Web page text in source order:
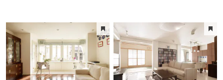
これから住まいをご検討の方
多彩な動画やこだわりが詰まった建築実例、注目の最新情報など、住
まいづくりを楽しく学べるデジタルラウンジです。
ホームラウンジ リフォーム
のまちづくりを実現していきます。
ミサワゼネラルソリューション
ームを結ぶコミュニケーションサイト。お得・便利・安心なコンテン
ツや、ミサワホームからの大切なお知らせなど配信しています。
ミサワオーナーズクラブ
中途採用
障がい者採用
特長